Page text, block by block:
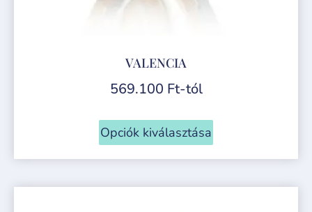
VALENCIA
569.100 Ft-tól
Opciók kiválasztása